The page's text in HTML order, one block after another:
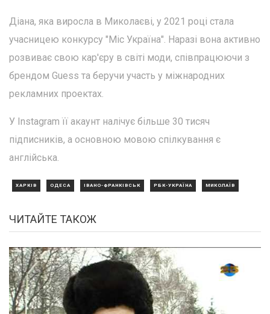
Діана, яка виросла в Миколаєві, у 2021 році стала
учасницею конкурсу "Міс Україна". Наразі вона активно
розвиває свою кар'єру в світі моди, співпрацюючи з
брендом Guess та беручи участь у міжнародних
рекламних проектах.
У Instagram її акаунт налічує більше 30 тисяч
підписників, а основною мовою спілкування є
англійська.
ХАРКІВ ОДЕСА ІВАНО-ФРАНКІВСЬК РБК-УКРАЇНА МИКОЛАЇВ
ЧИТАЙТЕ ТАКОЖ